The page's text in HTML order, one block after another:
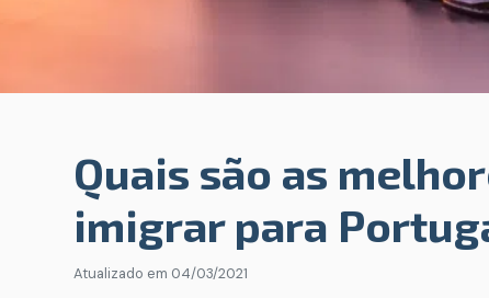
Quais são as
imigrar para
Atualizado em 04/03/2021